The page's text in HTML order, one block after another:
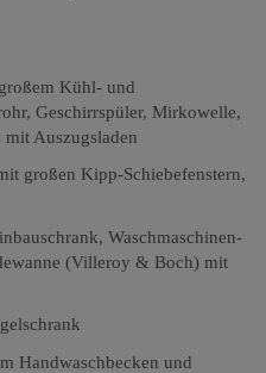
Kühl- und
Geschirrspüler, Mirkowelle,
Auszugsladen
großen Kipp-Schiebefenstern,
Waschmaschinen-
(Villeroy & Boch) mit
Handwaschbecken und